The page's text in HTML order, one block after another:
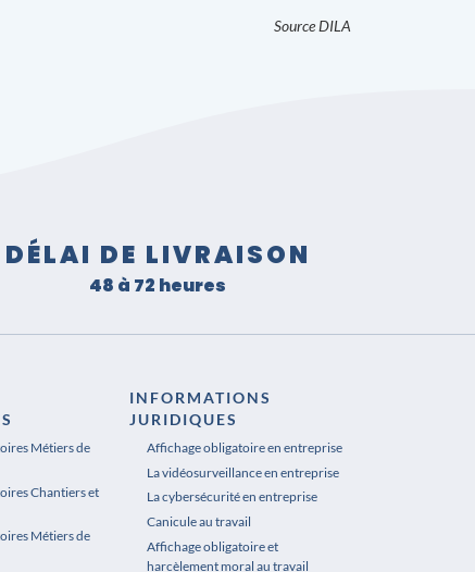
Source DILA
DÉLAI DE LIVRAISON
48 à 72 heures
Métiers de
Chantiers et
Métiers de
INFORMATIONS
JURIDIQUES
Affichage obligatoire en entreprise
La vidéosurveillance en entreprise
La cybersécurité en entreprise
Canicule au travail
Affichage obligatoire et
harcèlement moral au travail